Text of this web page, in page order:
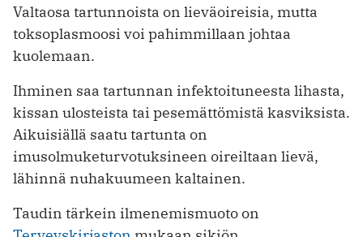
Valtaosa tartunnoista on lieväoireisia, mutta
toksoplasmoosi voi pahimmillaan johtaa
kuolemaan.
Ihminen saa tartunnan infektoituneesta lihasta,
kissan ulosteista tai pesemättömistä kasviksista.
Aikuisiällä saatu tartunta on
imusolmuketurvotuksineen oireiltaan lievä,
lähinnä nuhakuumeen kaltainen.
Taudin tärkein ilmenemismuoto on